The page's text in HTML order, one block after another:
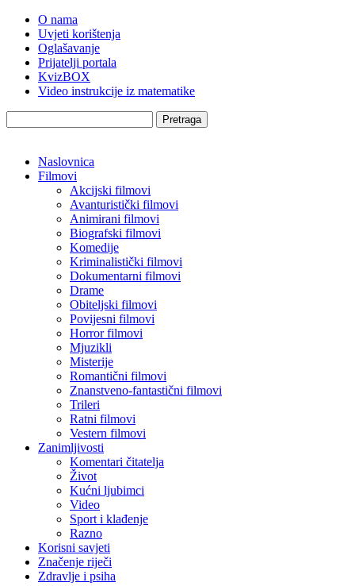
O nama
Uvjeti korištenja
Oglašavanje
Prijatelji portala
KvizBOX
Video instrukcije iz matematike
Pretraga
Naslovnica
Filmovi
Akcijski filmovi
Avanturistički filmovi
Animirani filmovi
Biografski filmovi
Komedije
Kriminalistički filmovi
Dokumentarni filmovi
Drame
Obiteljski filmovi
Povijesni filmovi
Horror filmovi
Mjuzikli
Misterije
Romantični filmovi
Znanstveno-fantastični filmovi
Trileri
Ratni filmovi
Vestern filmovi
Zanimljivosti
Komentari čitatelja
Život
Kućni ljubimci
Video
Sport i klađenje
Razno
Korisni savjeti
Značenje riječi
Zdravlje i psiha